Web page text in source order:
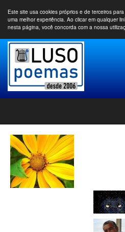
Este site usa cookies próprios e de terceiros
uma melhor experiência. Ao clicar em qualquer
nesta página, você concorda com a nossa